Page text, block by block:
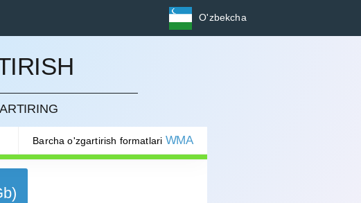
O'zbekcha
Barcha o'zgartirish formatlari WMA